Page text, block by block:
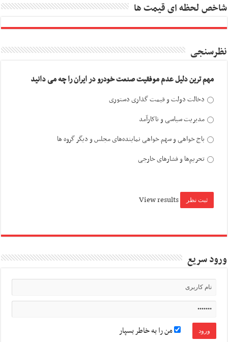
شاخص لحظه ای قیمت ها
نظرسنجی
مهم ترین دلیل عدم موفقیت صنعت خودرو در ایران را چه می دانید
دخالت دولت و قیمت گذاری دستوری
مدیریت سیاسی و ناکارآمد
باج خواهی و سهم خواهی نماینده‌های مجلس و دیگر گروه ها
تحریم‌ها و فشارهای خارجی
View results
ورود سریع
من را به خاطر بسپار